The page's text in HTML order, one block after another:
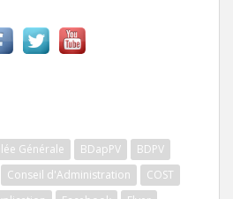
Générale BDapPV
BDPV
Conseil d'Administration
COST